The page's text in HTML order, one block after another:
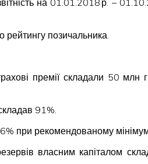
рейтингу позичальника.
премії складали 50
91%.
при рекомендованому
власним капіталом